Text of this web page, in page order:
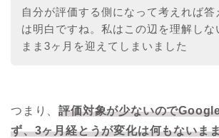
自分が評価する側になって考えれば答
は明白ですね。私はこの辺を理解しな
まま3ヶ月を迎えてしまいました
つまり、評価対象が少ないので
ず、3ヶ月経とうが変化は何もないま